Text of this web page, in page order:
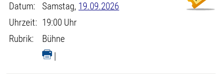
Datum:
Samstag, 19.09.2026
Uhrzeit: 19:00 Uhr
Rubrik:
Bühne
|